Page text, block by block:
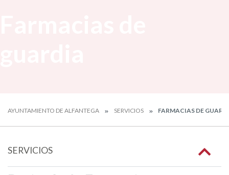
AYUNTAMIENTO DE ALFANTEGA SERVICIOS FARMACIAS DE
SERVICIOS